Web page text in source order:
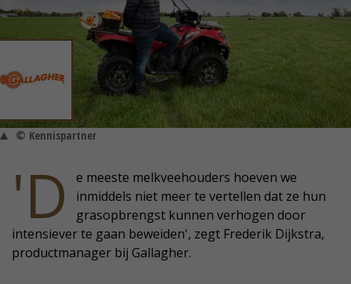
© Kennispartner
'D
e meeste melkveehouders hoeven we
inmiddels niet meer te vertellen dat ze hun
grasopbrengst kunnen verhogen door
intensiever te gaan beweiden', zegt Frederik Dijkstra,
productmanager bij Gallagher.